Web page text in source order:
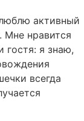
активный
Мне нравится
гостя: я знаю,
всегда